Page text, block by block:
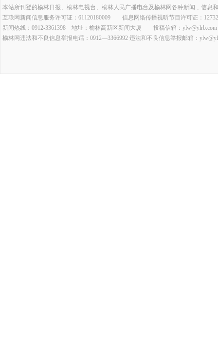
本站所刊登的榆林日报、榆林电视台、榆林人民广播电台及榆林网各种新闻﹑信
互联网新闻信息服务许可证：61120180009 信息网络传播视听节目许可证：
新闻热线：0912-3361398 地址：榆林高新区新闻大厦 投稿信箱：ylw@ylrb.com
榆林网违法和不良信息举报电话：0912—3366992 违法和不良信息举报邮箱：